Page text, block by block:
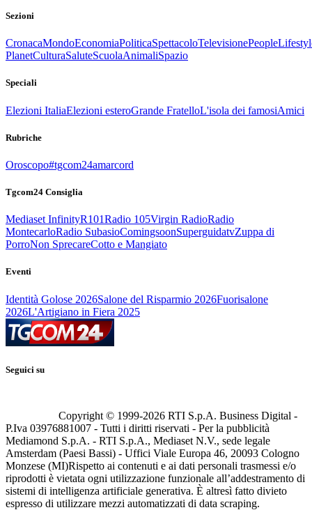
Sezioni
CronacaMondoEconomiaPoliticaSpettacoloTelevisionePeople
PlanetCulturaSaluteScuolaAnimaliSpazio
Speciali
Elezioni ItaliaElezioni esteroGrande FratelloL'isola dei famosiAmici
Rubriche
Oroscopo#tgcom24amarcord
Tgcom24 Consiglia
Mediaset InfinityR101Radio 105Virgin RadioRadio
MontecarloRadio SubasioComingsoonSuperguidatvZuppa di
PorroNon SprecareCotto e Mangiato
Eventi
Identità Golose 2026Salone del Risparmio 2026Fuorisalone
2026L'Artigiano in Fiera 2025
Seguici su
Copyright © 1999-2026 RTI S.p.A. Business Digital -
P.Iva 03976881007 - Tutti i diritti riservati - Per la pubblicità
Mediamond S.p.A. - RTI S.p.A., Mediaset N.V., sede legale
Amsterdam (Paesi Bassi) - Uffici Viale Europa 46, 20093 Cologno
Monzese (MI)Rispetto ai contenuti e ai dati personali trasmessi e/o
riprodotti è vietata ogni utilizzazione funzionale all’addestramento di
sistemi di intelligenza artificiale generativa. È altresì fatto divieto
espresso di utilizzare mezzi automatizzati di data scraping.